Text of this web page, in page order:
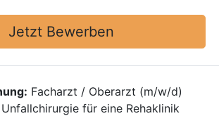
Jetzt Bewerben
Facharzt / Oberarzt (m/w/d)
für eine Rehaklinik